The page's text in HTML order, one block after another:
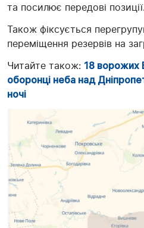
та посилює передові позиції.
Також фіксується
переміщення резервів на
Читайте також: 18 ворожих
оборонці неба над
ночі